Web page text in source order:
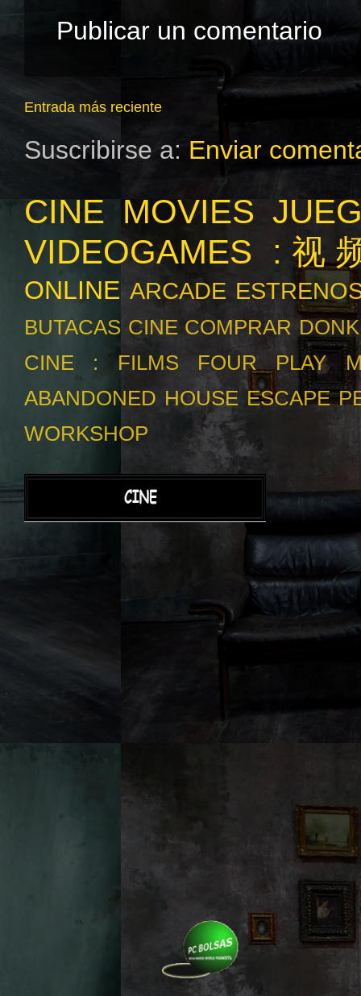
Publicar un comentario
Entrada más reciente
Suscribirse a: Enviar
CINE MOVIES
VIDEOGAMES :视
ONLINE ARCADE
BUTACAS CINE COMPRAR
CINE :
FILMS FOUR PLAY
ABANDONED HOUSE ESCAPE
WORKSHOP